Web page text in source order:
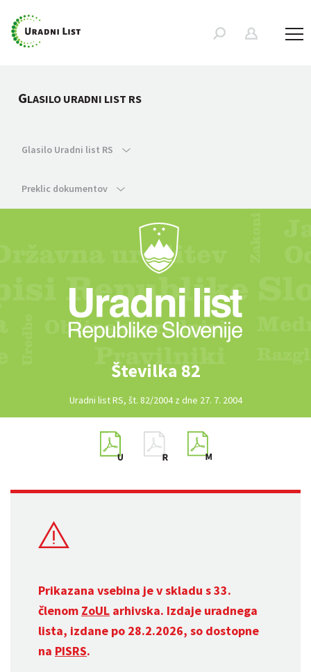
GLASILO URADNI LIST RS
Glasilo Uradni list RS
Preklic dokumentov
Številka 82
Uradni list RS, št. 82/2004 z dne 27. 7. 2004
Prikazana vsebina je v skladu s 33.
členom ZoUL arhivska. Izdaje uradnega
lista, izdane po 28.2.2026, so dostopne
na PISRS.